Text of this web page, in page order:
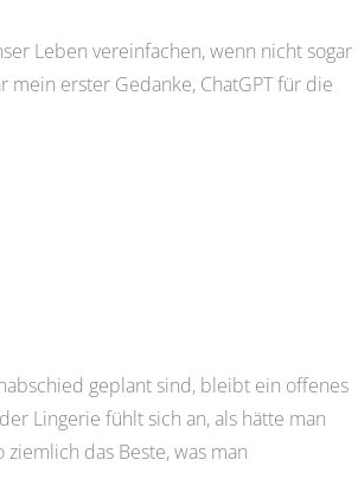
Leben vereinfachen, wenn nicht sogar
erster Gedanke, ChatGPT für die
geplant sind, bleibt ein offenes
Lingerie fühlt sich an, als hätte man
das Beste, was man